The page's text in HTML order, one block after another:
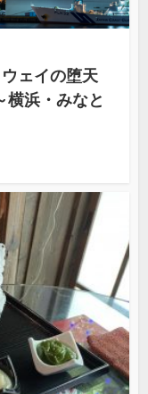
ェイの堕天
浜・みなと